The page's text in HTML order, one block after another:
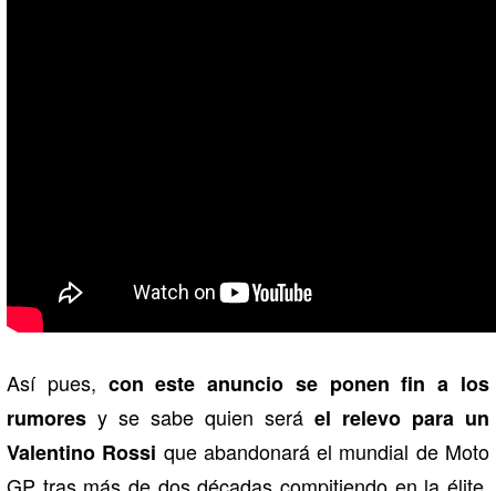
Así pues, con este anuncio se ponen fin a los
rumores y se sabe quien será el relevo para un
Valentino Rossi que abandonará el mundial de Moto